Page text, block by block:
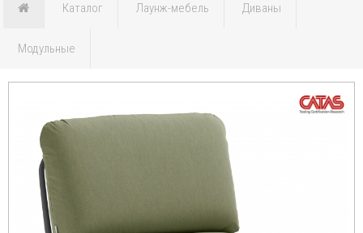
Каталог Лаунж-мебель Диваны
Модульные